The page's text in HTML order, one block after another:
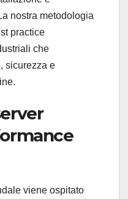
nostra metodologia
practice
che
sicurezza e
viene ospitato